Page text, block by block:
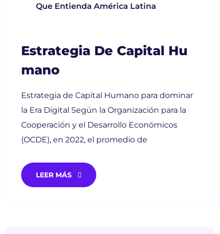
Que Entienda América Latina
Estrategia De Capital Hu
Mano
Estrategia de Capital Humano para dominar
la Era Digital Según la Organización para la
Cooperación y el Desarrollo Económicos
(OCDE), en 2022, el promedio de
LEER MÁS